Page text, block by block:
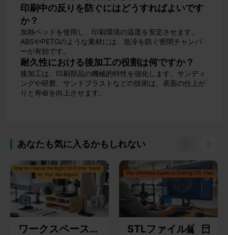
印刷中の反りを防ぐにはどうすればよいです
か？
加熱ベッドを使用し、印刷環境の温度を安定させます。
ABSやPETGのような素材には、急冷を防ぐ密閉チャンバ
ーが有効です。
耐久性における後加工の役割は何ですか？
後加工は、印刷部品の機械的特性を強化します。サンディ
ングや研磨、サンドブラストなどの技術は、表面の仕上が
りと寿命を向上させます。
あなたも気に入るかもしれない
ワークスペースに STLファイル編集